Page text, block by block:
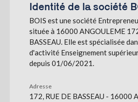
S'abonner
Identité de la société
BOIS est une société
située à 16000 ANGOULEME
BASSEAU. Elle est spécialisée
d'activité Enseignement
depuis 01/06/2021.
Adresse
172, RUE DE BASSEAU - 16000